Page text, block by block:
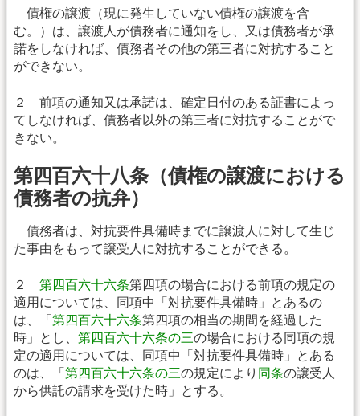
債権の譲渡（現に発生していない債権の譲渡を含
む。）は、譲渡人が債務者に通知をし、又は債務者が承
諾をしなければ、債務者その他の第三者に対抗すること
ができない。
２ 前項の通知又は承諾は、確定日付のある証書によっ
てしなければ、債務者以外の第三者に対抗することがで
きない。
第四百六十八条（債権の譲渡における
債務者の抗弁）
債務者は、対抗要件具備時までに譲渡人に対して生じ
た事由をもって譲受人に対抗することができる。
２ 第四百六十六条第四項の場合における前項の規定の
適用については、同項中「対抗要件具備時」とあるの
は、「 第四百六十六条第四項の相当の期間を経過した
時」とし、 第四百六十六条の三の場合における同項の規
定の適用については、同項中「対抗要件具備時」とある
のは、「 第四百六十六条の三の規定により 同条の譲受人
から供託の請求を受けた時」とする。